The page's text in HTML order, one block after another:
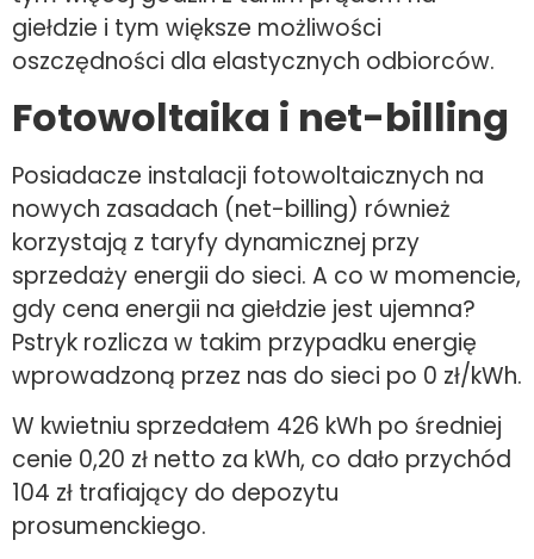
giełdzie i tym większe możliwości
oszczędności dla elastycznych odbiorców.
Fotowoltaika i net-billing
Posiadacze instalacji fotowoltaicznych na
nowych zasadach (net-billing) również
korzystają z taryfy dynamicznej przy
sprzedaży energii do sieci. A co w momencie,
gdy cena energii na giełdzie jest ujemna?
Pstryk rozlicza w takim przypadku energię
wprowadzoną przez nas do sieci po 0 zł/kWh.
W kwietniu sprzedałem 426 kWh po średniej
cenie 0,20 zł netto za kWh, co dało przychód
104 zł trafiający do depozytu
prosumenckiego.